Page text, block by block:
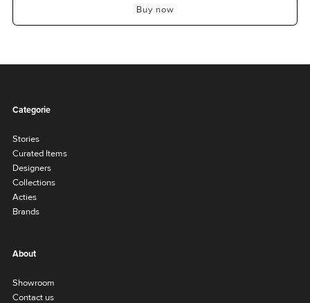
Buy now
Categorie
Stories
Curated Items
Designers
Collections
Acties
Brands
About
Showroom
Contact us